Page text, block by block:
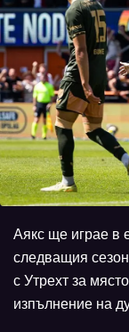
Аякс ще играе в
следващия
с Утрехт за
изпълнение на